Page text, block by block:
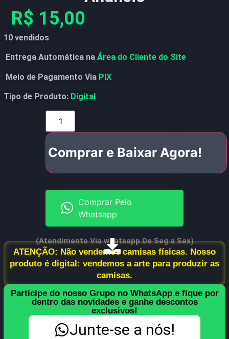
R$ 15,00
10 vendidos
Entrega Automática na Área do Cliente do Site
Meio de Pagamento Via PIX
Tipo de Produto: Digital
Comprar e Baixar Agora!
Comprar Pelo
Whatsapp
(Atendimento Via whatsapp De Seg a Sex)
ATENÇÃO: Não vendemos camisas físicas. Nosso
produto é digital: vendemos a arte para produzir as
camisas.
Participe do nosso Grupo no WhatsApp e fique por
dentro das novidades e ganhe descontos
exclusivos!
Junte-se a nós!